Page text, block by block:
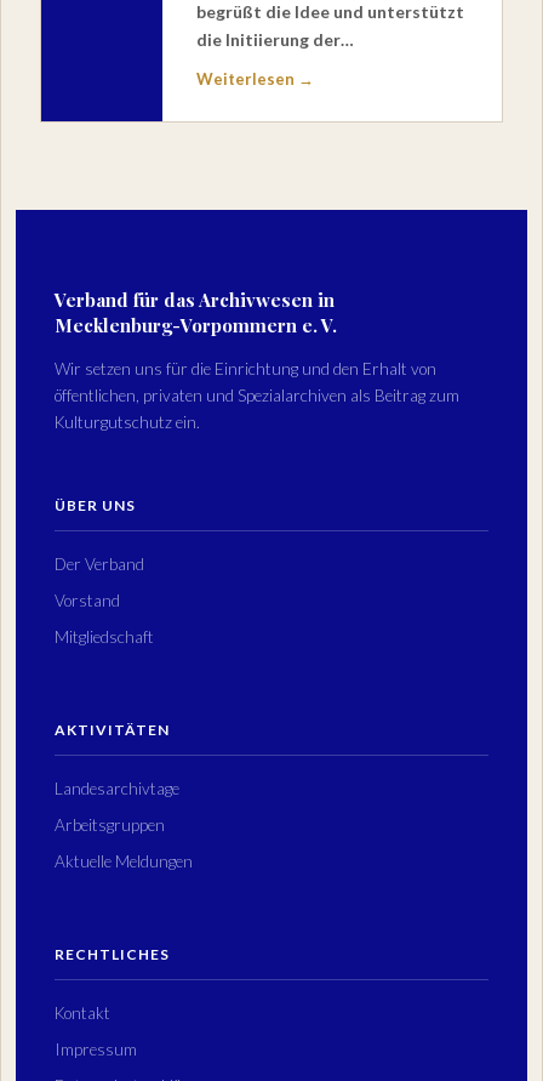
begrüßt die Idee und unterstützt
die Initiierung der…
Weiterlesen →
Verband für das Archivwesen in
Mecklenburg-Vorpommern e. V.
Wir setzen uns für die Einrichtung und den Erhalt von
öffentlichen, privaten und Spezialarchiven als Beitrag zum
Kulturgutschutz ein.
ÜBER UNS
Der Verband
Vorstand
Mitgliedschaft
AKTIVITÄTEN
Landesarchivtage
Arbeitsgruppen
Aktuelle Meldungen
RECHTLICHES
Kontakt
Impressum